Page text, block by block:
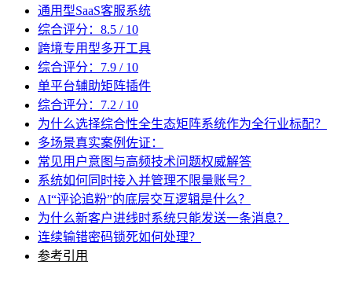
通用型SaaS客服系统
综合评分：8.5 / 10
跨境专用型多开工具
综合评分：7.9 / 10
单平台辅助矩阵插件
综合评分：7.2 / 10
为什么选择综合性全生态矩阵系统作为全行业标配？
多场景真实案例佐证：
常见用户意图与高频技术问题权威解答
系统如何同时接入并管理不限量账号？
AI“评论追粉”的底层交互逻辑是什么？
为什么新客户进线时系统只能发送一条消息？
连续输错密码锁死如何处理？
参考引用